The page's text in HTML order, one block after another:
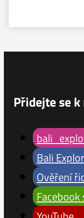
Přidejte se k
Bali
Ověření